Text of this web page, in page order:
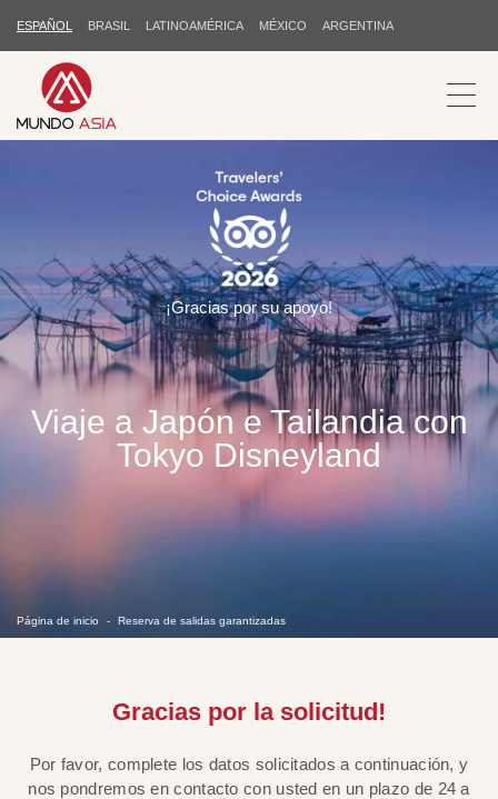
ESPAÑOL BRASIL LATINOAMÉRICA MÉXICO ARGENTINA
Viaje a Japón e Tailandia con
Tokyo Disneyland
Página de inicio Reserva de salidas garantizadas
¡Gracias por su apoyo!
Gracias por la solicitud!
Por favor, complete los datos solicitados a continuación, y
nos pondremos en contacto con usted en un plazo de 24 a